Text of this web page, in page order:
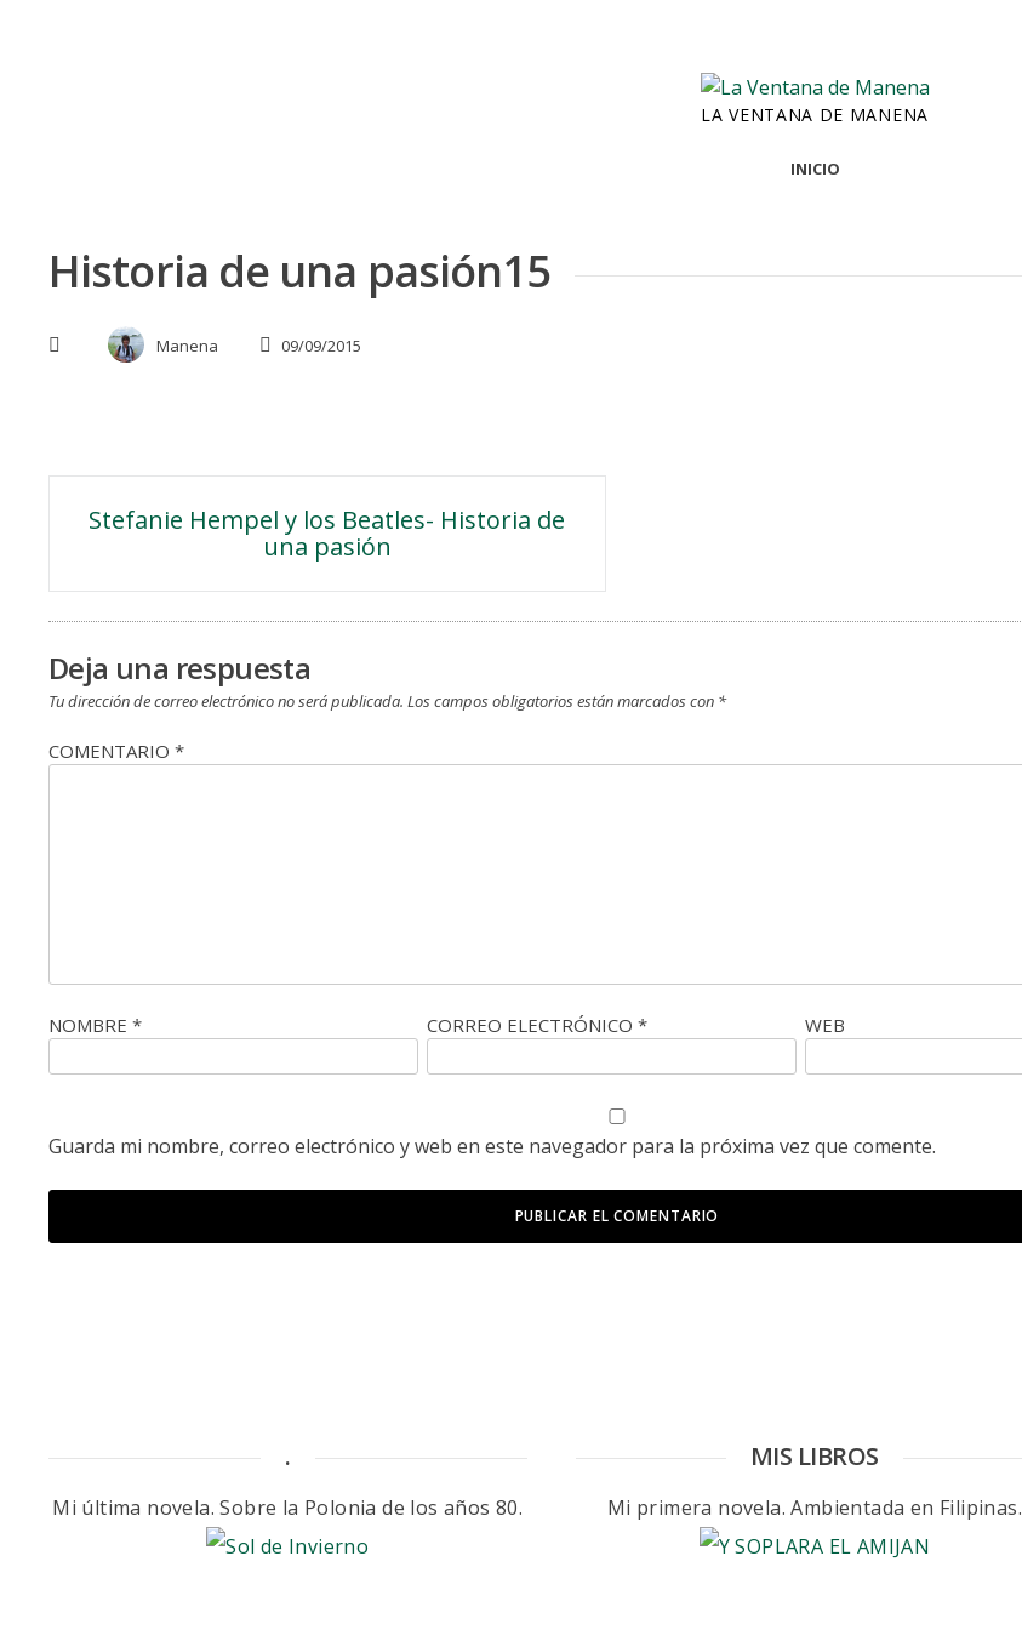
LA VENTANA DE MANENA
INICIO
Historia de una pasión15
Manena 09/09/2015
Navegación
entradas
Stefanie Hempel y los Beatles- Historia de
una pasión
Deja una respuesta
Tu dirección de correo electrónico no será publicada. Los campos obligatorios están marcados con *
COMENTARIO *
NOMBRE * CORREO ELECTRÓNICO* WEB
Guarda mi nombre, correo electrónico y web en este navegador para la próxima vez que comente.
.
Mi última novela. Sobre la Polonia de los años 80.
MIS LIBROS
Mi primera novela. Ambientada en Filipinas.